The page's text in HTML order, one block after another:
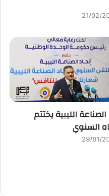
21/02/
الصناعة الليبية يختتم
السنوي
29/01/